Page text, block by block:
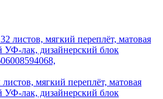
мягкий переплёт, матовая
лак, дизайнерский блок